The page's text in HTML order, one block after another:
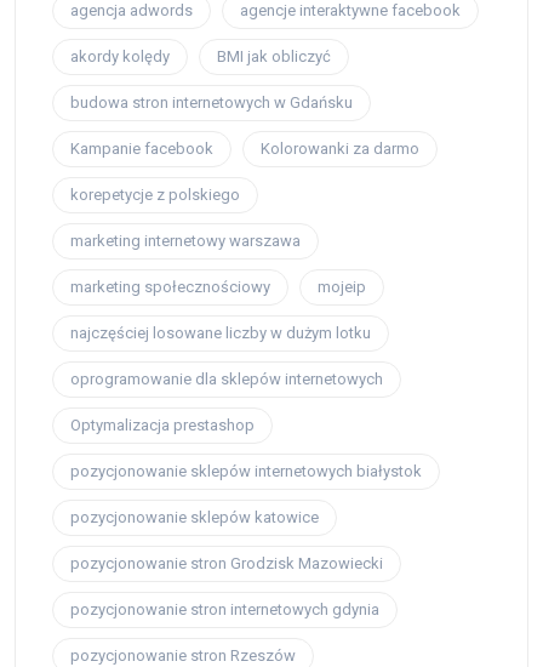
agencja adwords agencje interaktywne facebook
akordy kolędy BMI jak obliczyć
budowa stron internetowych w Gdańsku
Kampanie facebook Kolorowanki za darmo
korepetycje z polskiego
marketing internetowy warszawa
marketing społecznościowy mojeip
najczęściej losowane liczby w dużym lotku
oprogramowanie dla sklepów internetowych
Optymalizacja prestashop
pozycjonowanie sklepów internetowych białystok
pozycjonowanie sklepów katowice
pozycjonowanie stron Grodzisk Mazowiecki
pozycjonowanie stron internetowych gdynia
pozycjonowanie stron Rzeszów